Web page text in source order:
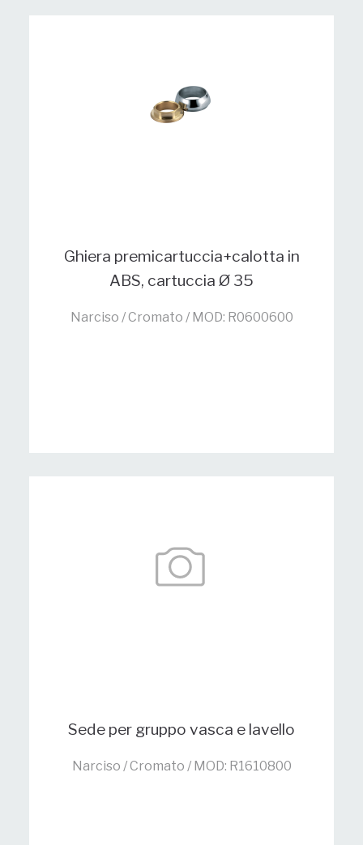
Ghiera premicartuccia+calotta in
ABS, cartuccia Ø 35
Narciso / Cromato / MOD: R0600600
Sede per gruppo vasca e lavello
Narciso / Cromato / MOD: R1610800